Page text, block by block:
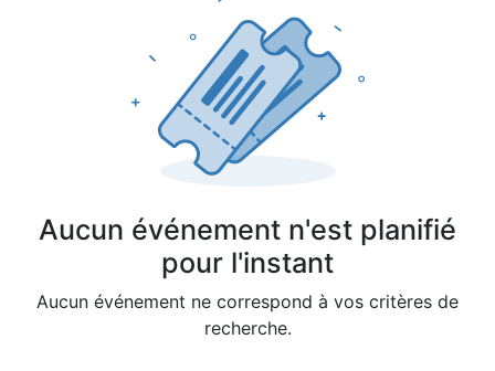
Aucun événement n'est planifié
pour l'instant
Aucun événement ne correspond à vos critères de
recherche.